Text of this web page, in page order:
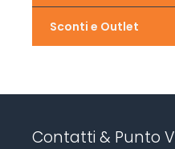
Sconti e Outlet
Contatti & Punto